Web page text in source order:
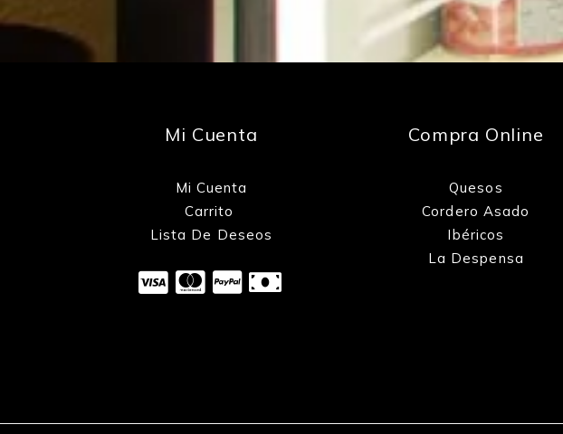
Mi Cuenta
Mi Cuenta
Carrito
Lista De Deseos
Compra Online
Quesos
Cordero Asado
Ibéricos
La Despensa